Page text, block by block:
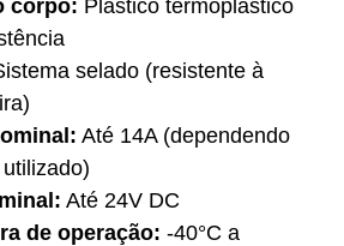
corpo: Plástico termoplástico
selado (resistente à
Até 14A (dependendo
Até 24V DC
de operação: -40°C a